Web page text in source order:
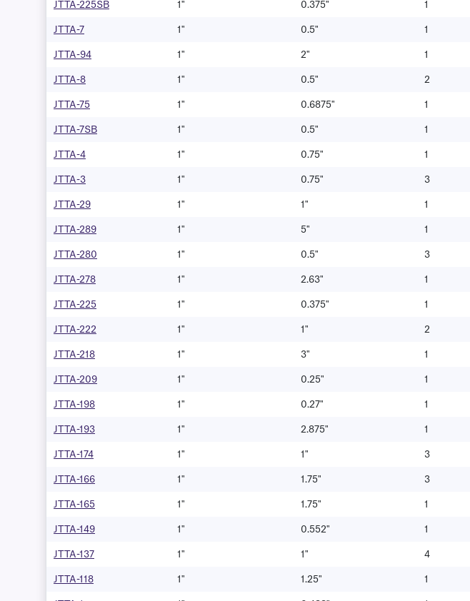
JTTA-225SB 1" 0.375" 1
JTTA-7 1" 0.5" 1
JTTA-94 1" 2" 1
JTTA-8 1" 0.5" 2
JTTA-75 1" 0.6875" 1
JTTA-7SB 1" 0.5" 1
JTTA-4 1" 0.75" 1
JTTA-3 1" 0.75" 3
JTTA-29 1" 1" 1
JTTA-289 1" 5" 1
JTTA-280 1" 0.5" 3
JTTA-278 1" 2.63" 1
JTTA-225 1" 0.375" 1
JTTA-222 1" 1" 2
JTTA-218 1" 3" 1
JTTA-209 1" 0.25" 1
JTTA-198 1" 0.27" 1
JTTA-193 1" 2.875" 1
JTTA-174 1" 1" 3
JTTA-166 1" 1.75" 3
JTTA-165 1" 1.75" 1
JTTA-149 1" 0.552" 1
JTTA-137 1" 1" 4
JTTA-118 1" 1.25" 1